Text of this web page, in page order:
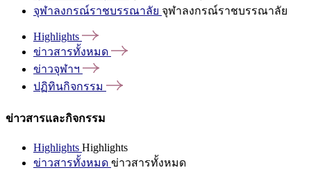
จุฬาลงกรณ์ราชบรรณาลัย จุฬาลงกรณ์ราชบรรณาลัย
Highlights
ข่าวสารทั้งหมด
ข่าวจุฬาฯ
ปฏิทินกิจกรรม
ข่าวสารและกิจกรรม
Highlights Highlights
ข่าวสารทั้งหมด ข่าวสารทั้งหมด